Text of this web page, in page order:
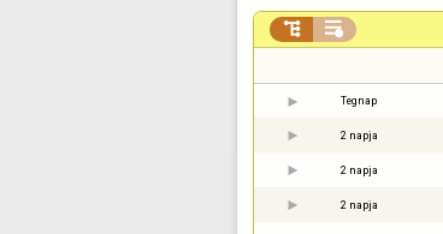
 
Tegnap
2 napja
2 napja
2 napja